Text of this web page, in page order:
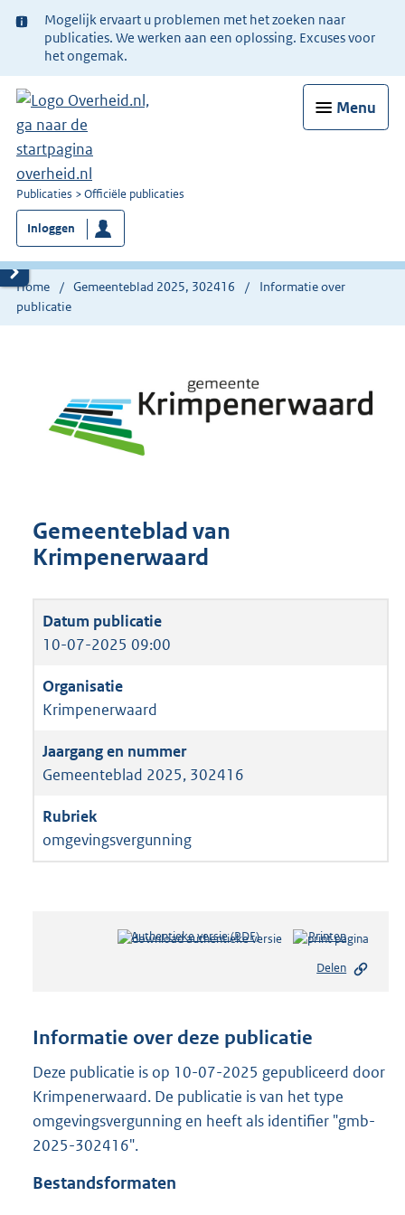
Ter
informatie:
Mogelijk ervaart u problemen met het zoeken naar
publicaties. We werken aan een oplossing. Excuses voor
het ongemak.
Menu
U
bent
nu
hier:
Publicaties Officiële publicaties
Inloggen
Home Gemeenteblad 2025, 302416
Informatie over
publicatie
Gemeenteblad van
Krimpenerwaard
10-07-2025 09:00
Krimpenerwaard
Gemeenteblad 2025, 302416
omgevingsvergunning
Authentieke versie (PDF)b
n
s
r
o
Printen
Delen
Informatie over deze publicatie
Deze publicatie is op 10-07-2025 gepubliceerd door
Krimpenerwaard. De publicatie is van het type
omgevingsvergunning en heeft als identifier "gmb-
2025-302416".
Bestandsformaten